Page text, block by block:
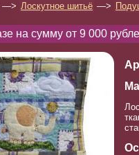
—> Лоскутное шитьё —>
на сумму от 9 000